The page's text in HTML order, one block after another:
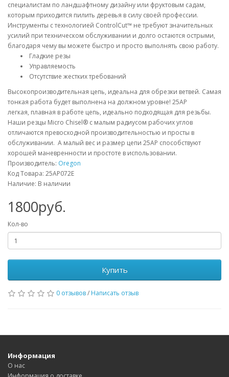
специалистам по ландшафтному дизайну или фруктовым садам,
которым приходится пилить деревья в силу своей профессии.
Инструменты с технологией ControlCut™ не требуют значительных
усилий при техническом обслуживании и долго остаются острыми,
благодаря чему вы можете быстро и просто выполнять свою работу.
Гладкие резы
Управляемость
Отсутствие жестких требований
Высокопроизводительная цепь, идеальна для обрезки ветвей. Самая
тонкая работа будет выполнена на должном уровне! 25AP
легкая, плавная в работе цепь, идеально подходящая для резьбы.
Наши резцы Micro Chisel® с малым радиусом рабочих углов
отличаются превосходной производительностью и просты в
обслуживании. А малый вес и размер цепи 25AP способствуют
хорошей маневренности и простоте в использовании.
Производитель: Oregon
Код Товара: 25AP072E
Наличие: В наличии
1800руб.
Кол-во
Купить
0 отзывов/ Написать отзыв
Информация
О нас